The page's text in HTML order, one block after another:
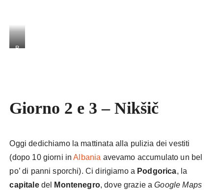
B
st
l’
al
to
Giorno 2 e 3 – Nikšič
Oggi dedichiamo la mattinata alla pulizia dei vestiti
(dopo 10 giorni inAlbania avevamo accumulato un bel
po’ di panni sporchi). Ci dirigiamo a Podgorica, la
capitaledel Montenegro, dove grazie aGoogle Maps